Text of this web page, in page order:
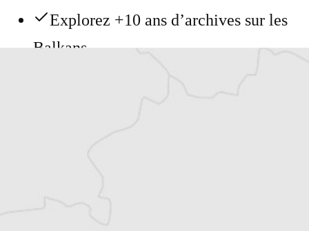
Explorez +10 ans d’archives sur les
Balkans